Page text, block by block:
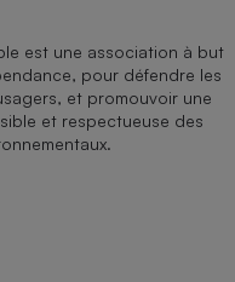
est une association à but
pour défendre les
et promouvoir une
et respectueuse des